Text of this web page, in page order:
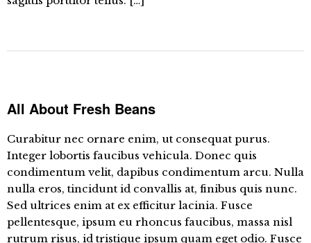
All About Fresh Beans
Curabitur nec ornare enim, ut consequat purus.
Integer lobortis faucibus vehicula. Donec quis
condimentum velit, dapibus condimentum arcu. Nulla
nulla eros, tincidunt id convallis at, finibus quis nunc.
Sed ultrices enim at ex efficitur lacinia. Fusce
pellentesque, ipsum eu rhoncus faucibus, massa nisl
rutrum risus, id tristique ipsum quam eget odio. Fusce